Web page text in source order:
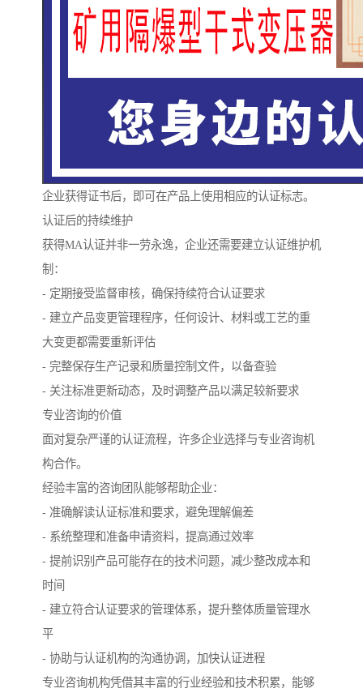
企业获得证书后，即可在产品上使用相应的认证标志。
认证后的持续维护
获得MA认证并非一劳永逸，企业还需要建立认证维护机
制：
- 定期接受监督审核，确保持续符合认证要求
- 建立产品变更管理程序，任何设计、材料或工艺的重
大变更都需要重新评估
- 完整保存生产记录和质量控制文件，以备查验
- 关注标准更新动态，及时调整产品以满足较新要求
专业咨询的价值
面对复杂严谨的认证流程，许多企业选择与专业咨询机
构合作。
经验丰富的咨询团队能够帮助企业：
- 准确解读认证标准和要求，避免理解偏差
- 系统整理和准备申请资料，提高通过效率
- 提前识别产品可能存在的技术问题，减少整改成本和
时间
- 建立符合认证要求的管理体系，提升整体质量管理水
平
- 协助与认证机构的沟通协调，加快认证进程
专业咨询机构凭借其丰富的行业经验和技术积累，能够